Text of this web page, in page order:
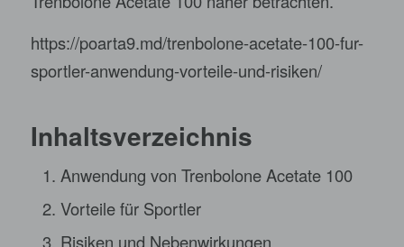
https://poarta9.md/trenbolone-acetate-100-fur-
sportler-anwendung-vorteile-und-risiken/
Inhaltsverzeichnis
Anwendung von Trenbolone Acetate 100
Vorteile für Sportler
Risiken und Nebenwirkungen